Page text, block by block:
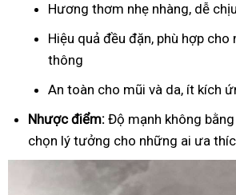
Hương thơm nhẹ nhàng, dễ
Hiệu quả đều đặn, phù hợp
thông
An toàn cho mũi và da, ít kích
Nhược điểm: Độ mạnh không
chọn lý tưởng cho những ai ưa